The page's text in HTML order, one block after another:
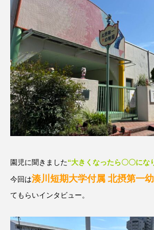
ました！
2024.03.07
TAG LIST
10周年記念 12月号
1975年のケルン・コンサート 1学
2026年 2026年度 20周年
3年生 4年生
7月 accototo BAD GENIUS
園児に聞きました“大きくなったら〇〇にな
今回は湊川短期大学付属 北摂第一
てもらいインタビュー。